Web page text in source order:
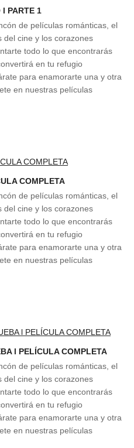
l PARTE 1
de películas románticas, el
del cine y los corazones
todo lo que encontrarás
en tu refugio
para enamorarte una y otra
en nuestras películas
COMPLETA
de películas románticas, el
del cine y los corazones
todo lo que encontrarás
en tu refugio
para enamorarte una y otra
en nuestras películas
l PELÍCULA COMPLETA
de películas románticas, el
del cine y los corazones
todo lo que encontrarás
en tu refugio
para enamorarte una y otra
en nuestras películas